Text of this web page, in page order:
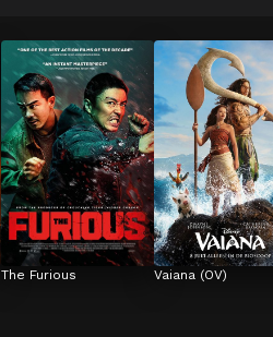
The Furious Vaiana (OV)